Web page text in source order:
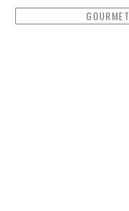
GOURMET